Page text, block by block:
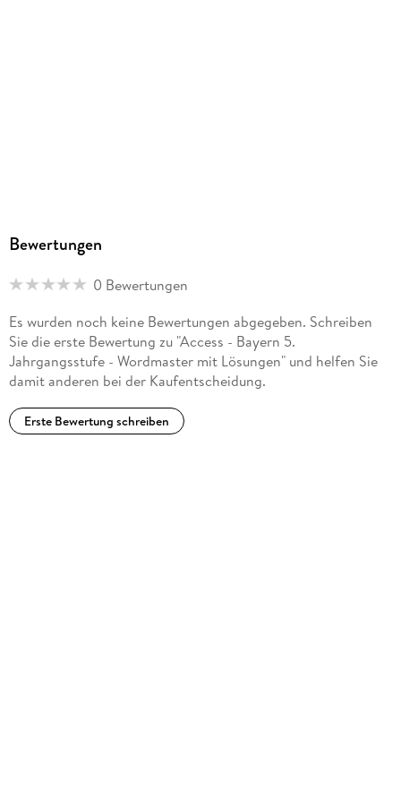
Berlin, service@cornelsen.de
Bewertungen
0 Bewertungen
Es wurden noch keine Bewertungen abgegeben. Schreiben
Sie die erste Bewertung zu "Access - Bayern 5.
Jahrgangsstufe - Wordmaster mit Lösungen" und helfen Sie
damit anderen bei der Kaufentscheidung.
Erste Bewertung schreiben